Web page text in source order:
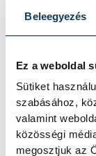
Beleegyezés
Ez a weboldal
Sütiket
szabásához,
valamint
közösségi
megosztjuk az